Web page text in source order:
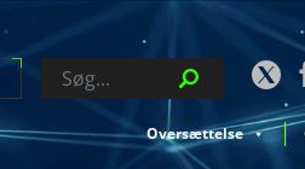
Oversættelse